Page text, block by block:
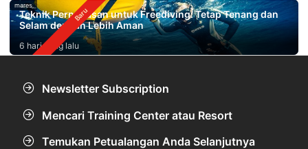
mares
Teknik Pernapasan untuk Freediving: Tetap Tenang dan
Selam dengan Lebih Aman
6 hari yang lalu
Newsletter Subscription
Mencari Training Center atau Resort
Temukan Petualangan Anda Selanjutnya